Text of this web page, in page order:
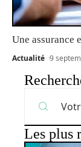
Une assurance
Actualité 9
Les plus